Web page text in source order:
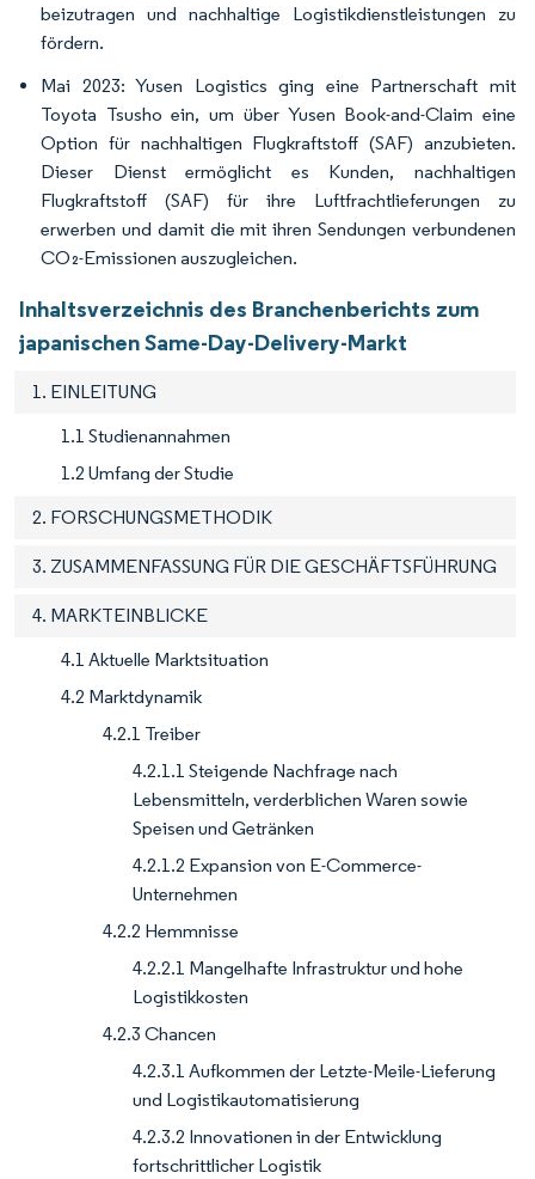
beizutragen und nachhaltige Logistikdienstleistungen zu
fördern.
Mai 2023: Yusen Logistics ging eine Partnerschaft mit
Toyota Tsusho ein, um über Yusen Book-and-Claim eine
Option für nachhaltigen Flugkraftstoff (SAF) anzubieten.
Dieser Dienst ermöglicht es Kunden, nachhaltigen
Flugkraftstoff (SAF) für ihre Luftfrachtlieferungen zu
erwerben und damit die mit ihren Sendungen verbundenen
CO₂-Emissionen auszugleichen.
Inhaltsverzeichnis des Branchenberichts zum
japanischen Same-Day-Delivery-Markt
1. EINLEITUNG
1.1 Studienannahmen
1.2 Umfang der Studie
2. FORSCHUNGSMETHODIK
3. ZUSAMMENFASSUNG FÜR DIE GESCHÄFTSFÜHRUNG
4. MARKTEINBLICKE
4.1 Aktuelle Marktsituation
4.2 Marktdynamik
4.2.1 Treiber
4.2.1.1 Steigende Nachfrage nach
Lebensmitteln, verderblichen Waren sowie
Speisen und Getränken
4.2.1.2 Expansion von E-Commerce-
Unternehmen
4.2.2 Hemmnisse
4.2.2.1 Mangelhafte Infrastruktur und hohe
Logistikkosten
4.2.3 Chancen
4.2.3.1 Aufkommen der Letzte-Meile-Lieferung
und Logistikautomatisierung
4.2.3.2 Innovationen in der Entwicklung
fortschrittlicher Logistik